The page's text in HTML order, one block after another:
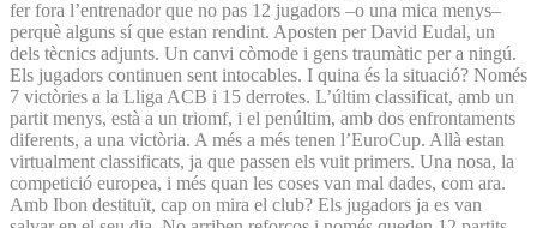
fer fora l’entrenador que no pas 12 jugadors –o una mica menys–
perquè alguns sí que estan rendint. Aposten per David Eudal, un
dels tècnics adjunts. Un canvi còmode i gens traumàtic per a ningú.
Els jugadors continuen sent intocables. I quina és la situació? Només
7 victòries a la Lliga ACB i 15 derrotes. L’últim classificat, amb un
partit menys, està a un triomf, i el penúltim, amb dos enfrontaments
diferents, a una victòria. A més a més tenen l’EuroCup. Allà estan
virtualment classificats, ja que passen els vuit primers. Una nosa, la
competició europea, i més quan les coses van mal dades, com ara.
Amb Ibon destituït, cap on mira el club? Els jugadors ja es van